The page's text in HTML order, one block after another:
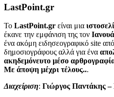
LastPoint.gr
To LastPoint.gr είναι μια
έκανε την εμφάνιση της τον
ένα ακόμη ειδησεογραφικό site
δημοσιογράφους αλλά για ένα
ακηδεμόνευτο μέσο
Με άποψη μέχρι τέλους...
Διαχείριση: Γιώργος Παντάκης